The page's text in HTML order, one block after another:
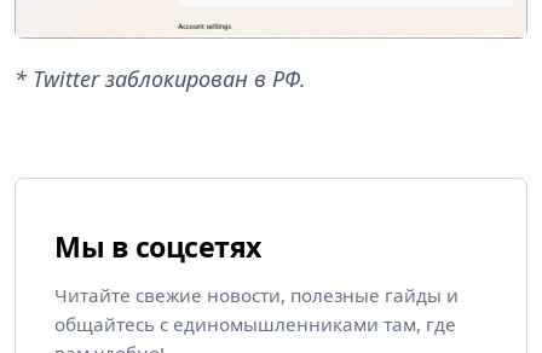
* Twitter заблокирован в РФ.
Мы в соцсетях
Читайте свежие новости, полезные гайды и
общайтесь с единомышленниками там, где